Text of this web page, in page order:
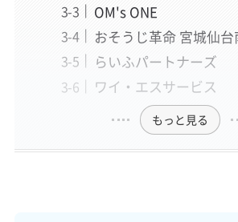
OM's ONE
おそうじ革命 宮城仙台
らいふパートナーズ
ワイ・エスサービス
もっと見る